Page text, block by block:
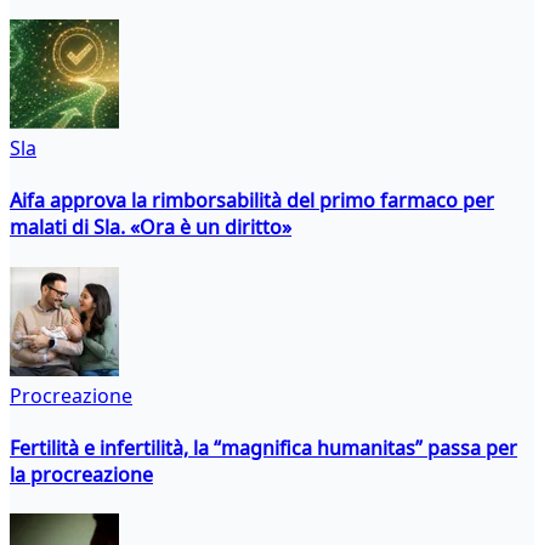
Sla
Aifa approva la rimborsabilità del primo farmaco per
malati di Sla. «Ora è un diritto»
Procreazione
Fertilità e infertilità, la “magnifica humanitas” passa per
la procreazione